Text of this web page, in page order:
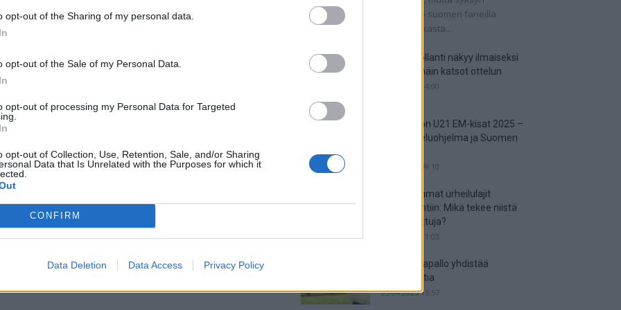
opt-out of the Sharing of my personal data.
opt-out of the Sale of my Personal Data.
opt-out of processing my Personal Data for Targeted
opt-out of Collection, Use, Retention, Sale, and/or Sharing
Data that Is Unrelated with the Purposes for which it
CONFIRM
Data Deletion Data Access Privacy Policy
puheenjohtajaAleksander Ceferiniltä. Ceferin on
huolimatta, että virus on nyt pahentunut
mutta olemme aivan varmoja, että EM-kisat
– maksukanavan haastattelussa.
ja yhtä monessa maassa, mutta tähän saattaa olla
kahdeksassa, viidessä tai vaikka vain yhdessä
yleisön kohtalo jalkapallon EM-kisoissa. On
50 prosenttia tai vaikka 30 prosenttia stadionien
ratkaisuottelut kertovat, onko suomen faneilla
realistista unelmoida kisapaikasta....
Suomi-Hollanti näkyy ilmaiseksi
TV:stä – näin katsot ottelun
06.06.2025 14:00
Jalkapallon U21 EM-kisat 2025 –
tässä otteluohjelma ja Suomen
18.05.2025 09:10
Suosituimmat urheilulajit
vedonlyöntiin: Mikä tekee niistä
niin suosittuja?
05.05.2025 11:03
Miten jalkapallo yhdistää
kansakuntia
25.04.2025 15:57